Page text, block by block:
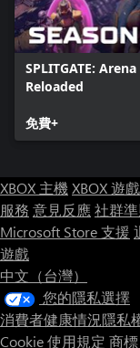
SPLITGATE: Arena
Reloaded
免費+
XBOX 主機XBOX 遊戲
服務 意見反應社群
Microsoft Store 支援
遊戲
中文（台灣）
您的隱私選擇
消費者健康情況隱私
Cookie使用規定 商標